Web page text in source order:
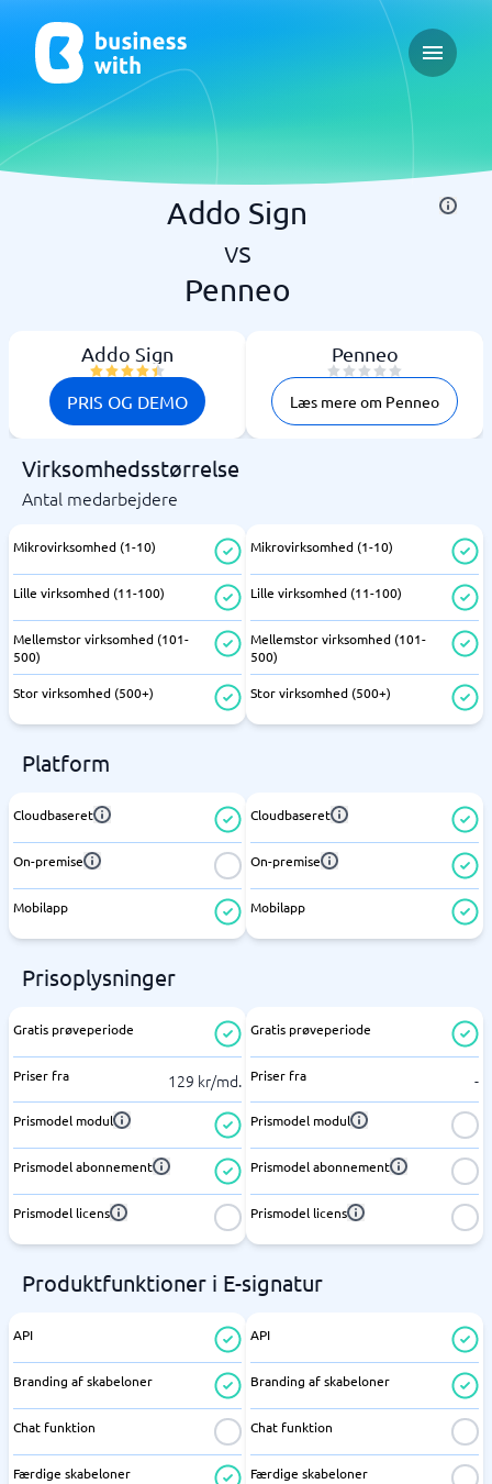
Open
Addo Sign
vs
Penneo
Addo Sign
PRIS OG DEMO
Penneo
Læs mere om Penneo
Virksomhedsstørrelse
Antal medarbejdere
Mikrovirksomhed (1-10)
Lille virksomhed (11-100)
Mellemstor virksomhed (101-
500)
Stor virksomhed (500+)
Mikrovirksomhed (1-10)
Lille virksomhed (11-100)
Mellemstor virksomhed (101-
500)
Stor virksomhed (500+)
Platform
Cloudbaseret
On-premise
Mobilapp
Cloudbaseret
On-premise
Mobilapp
Prisoplysninger
Gratis prøveperiode
Priser fra 129 kr/md.
Prismodel modul
Prismodel abonnement
Prismodel licens
Gratis prøveperiode
Priser fra -
Prismodel modul
Prismodel abonnement
Prismodel licens
Produktfunktioner i E-signatur
API
Branding af skabeloner
Chat funktion
Færdige skabeloner
API
Branding af skabeloner
Chat funktion
Færdige skabeloner